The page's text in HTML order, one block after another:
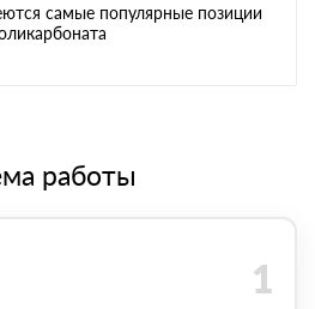
самые популярные позиции
работы